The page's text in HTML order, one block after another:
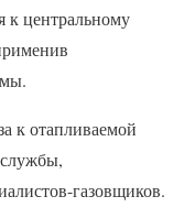
к центральному
к отапливаемой
службы,
газовщиков.